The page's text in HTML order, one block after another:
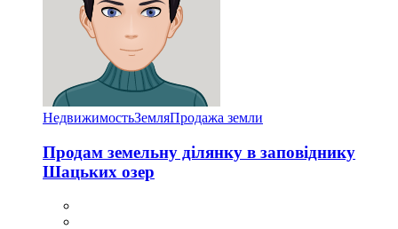
НедвижимостьЗемляПродажа земли
Продам земельну ділянку в заповіднику
Шацьких озер